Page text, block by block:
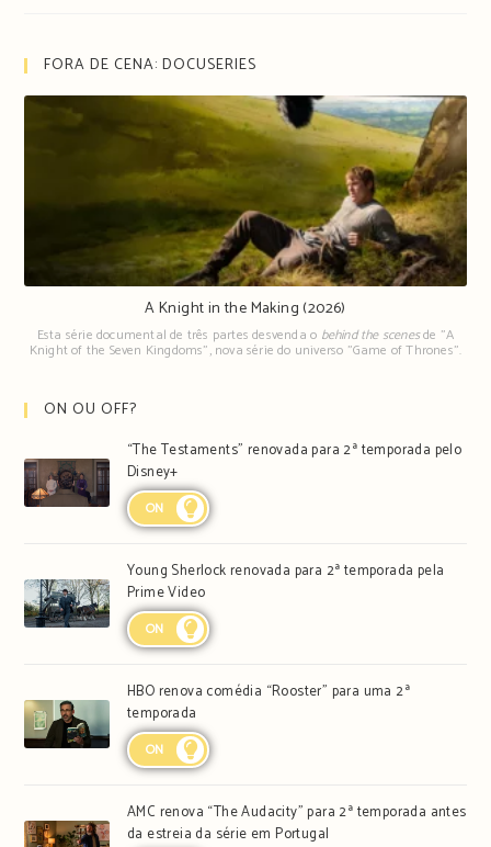
FORA DE CENA: DOCUSERIES
A Knight in the Making (2026)
Esta série documental de três partes desvenda o behind the scenesde "A
Knight of the Seven Kingdoms", nova série do universo "Game of Thrones".
ON OU OFF?
“The Testaments” renovada para 2ª temporada pelo
Disney+
ON
Young Sherlock renovada para 2ª temporada pela
Prime Video
ON
HBO renova comédia “Rooster” para uma 2ª
temporada
ON
AMC renova “The Audacity” para 2ª temporada antes
da estreia da série em Portugal